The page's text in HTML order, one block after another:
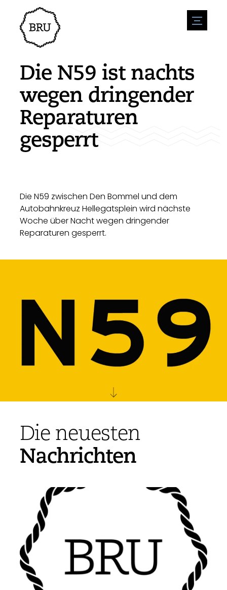
menu
Veranstaltungskalender
Veranstaltung anmelden
Übernachtung
Natur & wasser
Sport
Sehenswürdigkeiten
Geschichte
Zugänglichkeit
Parken
Wohnumfeld
Um zu unternehmen
Stellenangebote
Stellenangebote veröffentlichen
Unternehmen
Nachrichtenübersicht
Neuigkeiten einreichen
Die N59 ist nachts
wegen dringender
Reparaturen
gesperrt
Die N59 zwischen Den Bommel und dem
Autobahnkreuz Hellegatsplein wird nächste
Woche über Nacht wegen dringender
Reparaturen gesperrt.
Die neuesten
Nachrichten